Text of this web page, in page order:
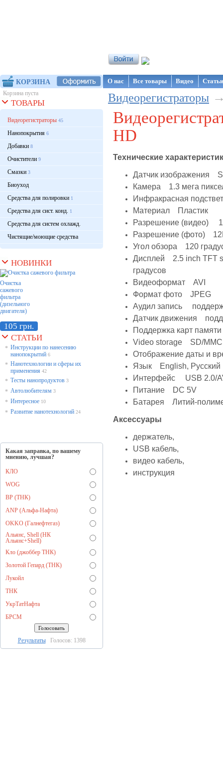
КОРЗИНА
Корзина пуста
ТОВАРЫ
Видеорегистраторы 45
Нанопокрытия 6
Добавки 8
Очистители 9
Смазки 3
Биоуход
Средства для полировки 1
Средства для сист. конд. 1
Средства для систем охлажд.
Чистящие/моющие средства
НОВИНКИ
Очистка
сажевого
фильтра
(дизельного
двигателя)
105 грн.
СТАТЬИ
* Инструкции по нанесению
нанопокрытий 6
* Нанотехнологии и сферы их
применения 42
* Тесты нанопродуктов 3
* Автолюбителям 3
* Интересное 10
* Развитие нанотехнологий 24
Какая заправка, по вашему
мнению, лучшая?
КЛО
WOG
BP (ТНК)
ANP (Альфа-Нафта)
OKKO (Галнефтегаз)
Альянс, Shell (НК
Альянс+Shell)
Кло (джоббер ТНК)
Золотой Гепард (ТНК)
Лукойл
ТНК
УкрТатНафта
БРСМ
РезультатыГолосов: 1398
О нас Все товары Видео
Видеорегистраторы
HD
Технические
Датчик изображения
Камера 1.3 мега
Инфракрасная
Материал Пластик
Разрешение (видео)
Разрешение (фото)
Угол обзора 120
Дисплей 2.5 inch TFT
градусов
Видеоформат AVI
Формат фото JPEG
Аудил запись
Датчик движения
Поддержка карт
Video storage SD/MMC
Отображение даты и
Язык English, Русский
Интерфейс USB 2.0/
Питание DC 5V
Батарея Литий-
Аксессуары
держатель,
USB кабель,
видео кабель,
инструкция